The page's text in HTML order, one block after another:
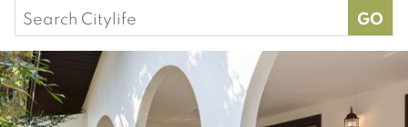
Search
for: